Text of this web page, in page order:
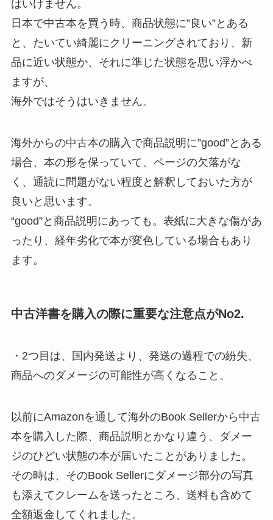
はいけません。
日本で中古本を買う時、商品状態に”良い”とある
と、たいてい綺麗にクリーニングされており、新
品に近い状態か、それに準じた状態を思い浮かべ
ますが、
海外ではそうはいきません。
海外からの中古本の購入で商品説明に”good”とある
場合、本の形を保っていて、ページの欠落がな
く、通読に問題がない程度と解釈しておいた方が
良いと思います。
“good”と商品説明にあっても。表紙に大きな傷があ
ったり、経年劣化で本が変色している場合もあり
ます。
中古洋書を購入の際に重要な注意点がNo2.
・2つ目は、国内発送より、発送の過程での紛失、
商品へのダメージの可能性が高くなること。
以前にAmazonを通して海外のBook Sellerから中古
本を購入した際、商品説明とかなり違う、ダメー
ジのひどい状態の本が届いたことがありました。
その時は、そのBook Sellerにダメージ部分の写真
も添えてクレームを送ったところ、送料も含めて
全額返金してくれました。